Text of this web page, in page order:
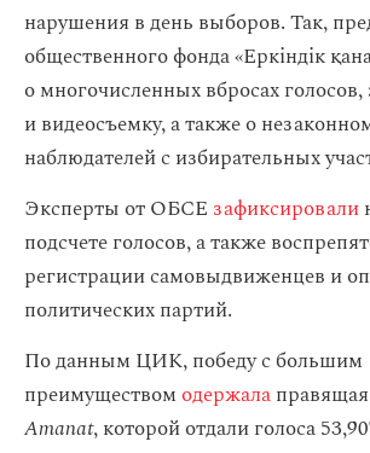
нарушения в день выборов. Так,
общественного фонда «Еркіндік
о многочисленных вбросах голосов,
и видеосъемку, а также о
наблюдателей с избирательных
Эксперты от ОБСЕ зафиксировали
подсчете голосов, а также
регистрации самовыдвиженцев и
политических партий.
По данным ЦИК, победу с большим
преимуществом одержала
Amanat, которой отдали голоса